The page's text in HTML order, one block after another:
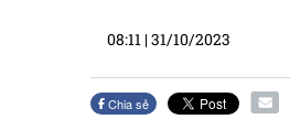
08:11 |31/10/2023
Chia sẻ